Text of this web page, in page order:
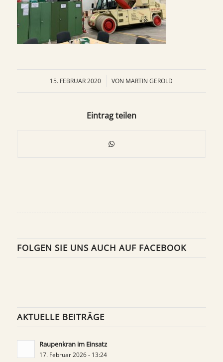
15. FEBRUAR 2020
/ VON MARTIN GEROLD
Eintrag teilen
FOLGEN SIE UNS AUCH AUF FACEBOOK
AKTUELLE BEITRÄGE
Raupenkran im Einsatz
17. Februar 2026 - 13:24